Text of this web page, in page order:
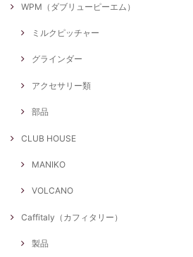
WPM（ダブリューピーエム）
ミルクピッチャー
グラインダー
アクセサリー類
部品
CLUB HOUSE
MANIKO
VOLCANO
Caffitaly（カフィタリー）
製品